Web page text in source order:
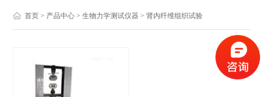
首页 > 产品中心 >生物力学测试仪器 >肾内纤维组织试验